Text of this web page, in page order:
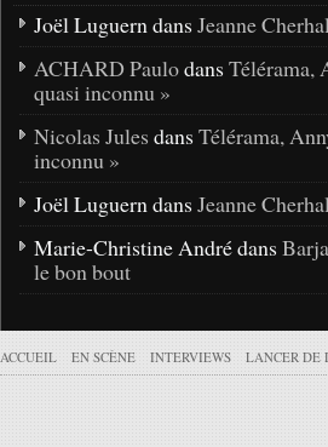
Joël Luguern dans Jeanne
ACHARD Paulodans Télérama,
quasi inconnu »
Nicolas Jules dans Télérama,
inconnu »
Joël Luguern dans Jeanne
Marie-Christine André dans
le bon bout
ACCUEIL EN SCÈNE INTERVIEWS LANCER DE